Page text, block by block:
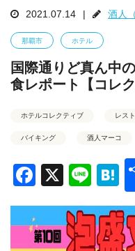
2021.07.14 | 酒人
那覇市 ホテル
国際通りど真ん中
食レポート【コレク
ホテルコレクティブ レス
バイキング 酒人マーコ
Facebook
X Line